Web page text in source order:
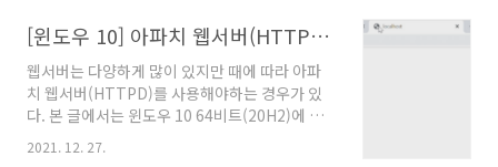
는 오류가 떠서 내가 원하는 VPN에 접속하지 못
하는 문제가 발생했다. 구글링을 하다보니 2022
년 1월 12일에 배포된 윈도우10 KB5009543 패
치가 문제라고 하는데 현재는 해결됬기 때문에
업데이트만 하면 해결된다고 한다. 최신으로 업
데이트하니 해결되었다. 정확히 말하면 윈도우
[윈도우 10] 아파치 웹서버(HTTPD)를 설치하는 방법
웹서버는 다양하게 많이 있지만 때에 따라 아파
치 웹서버(HTTPD)를 사용해야하는 경우가 있
다. 본 글에서는 윈도우 10 64비트(20H2)에 아
상 설명 윈도우에 아파치 웹서버(HTTPD)를 설
2021. 12. 27.